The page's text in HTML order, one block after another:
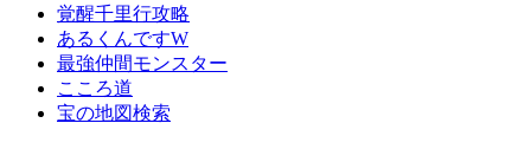
覚醒千里行攻略
あるくんですW
最強仲間モンスター
こころ道
宝の地図検索